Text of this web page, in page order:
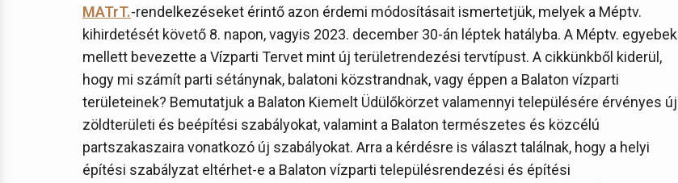
MATrT.-rendelkezéseket érintő azon érdemi módosításait ismertetjük, melyek a Méptv.
kihirdetését követő 8. napon, vagyis 2023. december 30-án léptek hatályba. A Méptv. egyebek
mellett bevezette a Vízparti Tervet mint új területrendezési tervtípust. A cikkünkből kiderül,
hogy mi számít parti sétánynak, balatoni közstrandnak, vagy éppen a Balaton vízparti
területeinek? Bemutatjuk a Balaton Kiemelt Üdülőkörzet valamennyi településére érvényes új
zöldterületi és beépítési szabályokat, valamint a Balaton természetes és közcélú
partszakaszaira vonatkozó új szabályokat. Arra a kérdésre is választ találnak, hogy a helyi
építési szabályzat eltérhet-e a Balaton vízparti településrendezési és építési